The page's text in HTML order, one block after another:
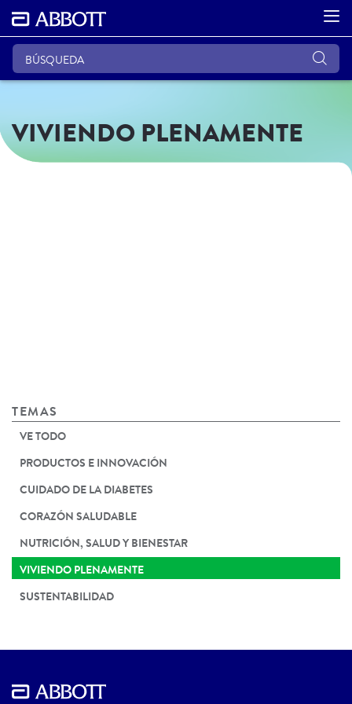
VIVIENDO PLENAMENTE
TEMAS
VE TODO
PRODUCTOS E INNOVACIÓN
CUIDADO DE LA DIABETES
CORAZÓN SALUDABLE
NUTRICIÓN, SALUD Y BIENESTAR
VIVIENDO PLENAMENTE
SUSTENTABILIDAD